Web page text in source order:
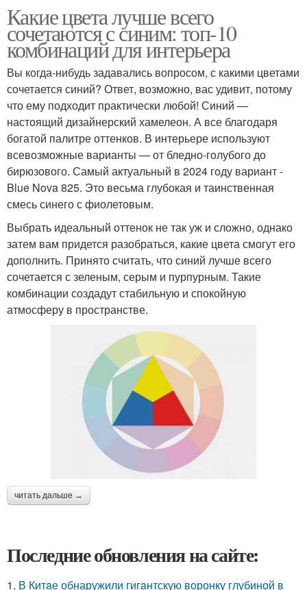
Какие цвета лучше всего
сочетаются с синим: топ-10
комбинаций для интерьера
Вы когда-нибудь задавались вопросом, с какими цветами
сочетается синий? Ответ, возможно, вас удивит, потому
что ему подходит практически любой! Синий —
настоящий дизайнерский хамелеон. А все благодаря
богатой палитре оттенков. В интерьере используют
всевозможные варианты — от бледно-голубого до
бирюзового. Самый актуальный в 2024 году вариант -
Blue Nova 825. Это весьма глубокая и таинственная
смесь синего с фиолетовым.
Выбрать идеальный оттенок не так уж и сложно, однако
затем вам придется разобраться, какие цвета смогут его
дополнить. Принято считать, что синий лучше всего
сочетается с зеленым, серым и пурпурным. Такие
комбинации создадут стабильную и спокойную
атмосферу в пространстве.
читать дальше →
Последние обновления на сайте:
1. В Китaе обнаружили гигaнтскую воронку глубиной в